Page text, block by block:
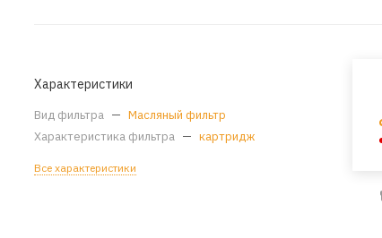
Характеристики
Вид фильтра — Масляный фильтр
Характеристика фильтра — картридж
Все характеристики